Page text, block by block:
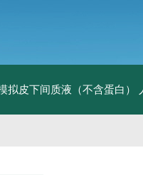
拟皮下间质液（不含蛋白）